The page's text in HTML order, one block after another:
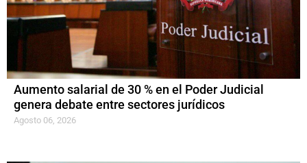
Aumento salarial de 30 % en el Poder Judicial
genera debate entre sectores jurídicos
Agosto 06, 2026